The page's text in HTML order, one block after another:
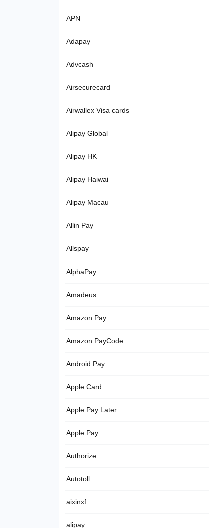
APN
Adapay
Advcash
Airsecurecard
Airwallex Visa cards
Alipay Global
Alipay HK
Alipay Haiwai
Alipay Macau
Allin Pay
Allspay
AlphaPay
Amadeus
Amazon Pay
Amazon PayCode
Android Pay
Apple Card
Apple Pay Later
Apple Pay
Authorize
Autotoll
aixinxf
alipay